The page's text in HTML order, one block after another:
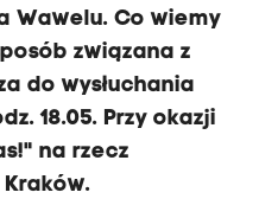
Wawelu. Co wiemy
związana z
do wysłuchania
18.05. Przy okazji
na rzecz